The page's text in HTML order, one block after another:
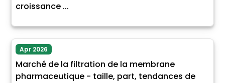
croissance ...
Apr 2026
Marché de la filtration de la membrane
pharmaceutique - taille, part, tendances de